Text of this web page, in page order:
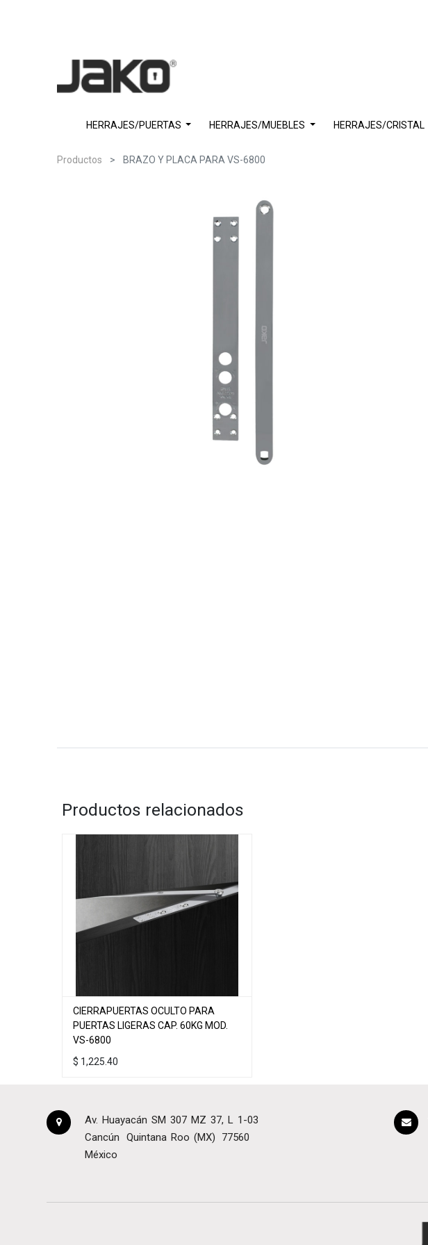
HERRAJES/PUERTAS HERRAJES/MUEBLES HERRAJES/CRISTAL
Productos BRAZO Y PLACA PARA VS-6800
Productos relacionados
CIERRAPUERTAS OCULTO PARA
PUERTAS LIGERAS CAP. 60KG MOD.
VS-6800
$ 1,225.40
Av. Huayacán SM 307 MZ 37, L 1-03
Cancún
Quintana Roo (MX)
77560
México